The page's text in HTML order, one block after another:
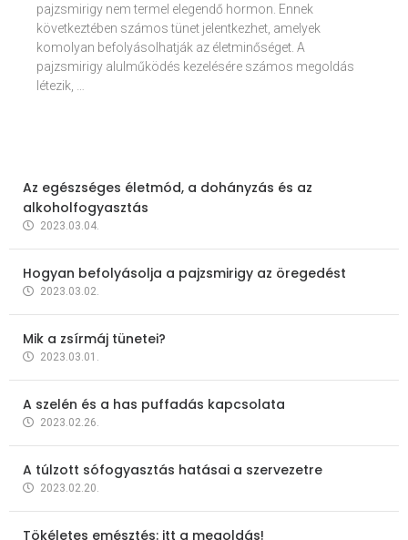
pajzsmirigy nem termel elegendő hormon. Ennek
következtében számos tünet jelentkezhet, amelyek
komolyan befolyásolhatják az életminőséget. A
pajzsmirigy alulműködés kezelésére számos megoldás
létezik, …
Az egészséges életmód, a dohányzás és az
alkoholfogyasztás
2023.03.04.
Hogyan befolyásolja a pajzsmirigy az öregedést
2023.03.02.
Mik a zsírmáj tünetei?
2023.03.01.
A szelén és a has puffadás kapcsolata
2023.02.26.
A túlzott sófogyasztás hatásai a szervezetre
2023.02.20.
Tökéletes emésztés: itt a megoldás!